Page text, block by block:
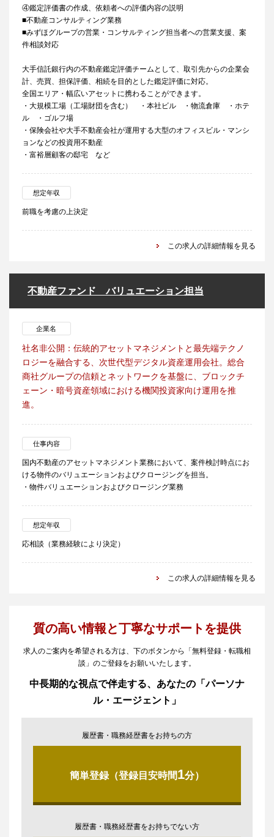
④鑑定評価書の作成、依頼者への評価内容の説明
■不動産コンサルティング業務
■みずほグループの営業・コンサルティング担当者への営業支援、案
件相談対応
大手信託銀行内の不動産鑑定評価チームとして、取引先からの企業会
計、売買、担保評価、相続を目的とした鑑定評価に対応。
全国エリア・幅広いアセットに携わることができます。
・大規模工場（工場財団を含む） ・本社ビル ・物流倉庫 ・ホテ
ル ・ゴルフ場
・保険会社や大手不動産会社が運用する大型のオフィスビル・マンシ
ョンなどの投資用不動産
・富裕層顧客の邸宅 など
想定年収
前職を考慮の上決定
この求人の詳細情報を見る
不動産ファンド バリュエーション担当
企業名
社名非公開：伝統的アセットマネジメントと最先端テクノ
ロジーを融合する、次世代型デジタル資産運用会社。総合
商社グループの信頼とネットワークを基盤に、ブロックチ
ェーン・暗号資産領域における機関投資家向け運用を推
進。
仕事内容
国内不動産のアセットマネジメント業務において、案件検討時点にお
ける物件のバリュエーションおよびクロージングを担当。
・物件バリュエーションおよびクロージング業務
想定年収
応相談（業務経験により決定）
この求人の詳細情報を見る
質の高い情報と丁寧なサポートを提供
求人のご案内を希望される方は、下のボタンから「無料登録・転職相
談」のご登録をお願いいたします。
中長期的な視点で伴走する、あなたの「パーソナ
ル・エージェント」
履歴書・職務経歴書をお持ちの方
簡単登録（登録目安時間1分）
履歴書・職務経歴書をお持ちでない方